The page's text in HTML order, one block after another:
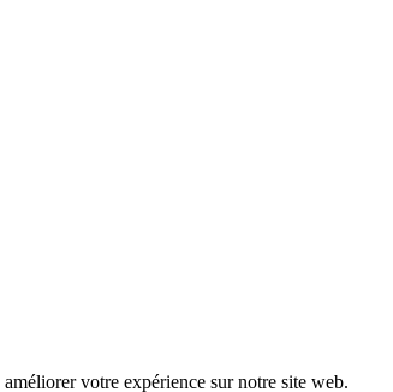
votre expérience sur notre site web.